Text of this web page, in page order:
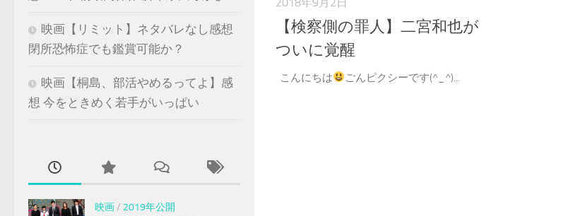
【検察側の罪人】二宮和也が
ついに覚醒
こんにちは ごんピクシーです(^_^)...
映画【リミット】ネタバレなし感想
閉所恐怖症でも鑑賞可能か？
映画【桐島、部活やめるってよ】感
想 今をときめく若手がいっぱい
映画/ 2019年公開